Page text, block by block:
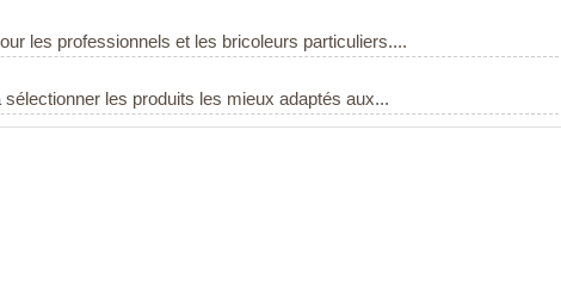
les professionnels et les bricoleurs particuliers....
les produits les mieux adaptés aux...